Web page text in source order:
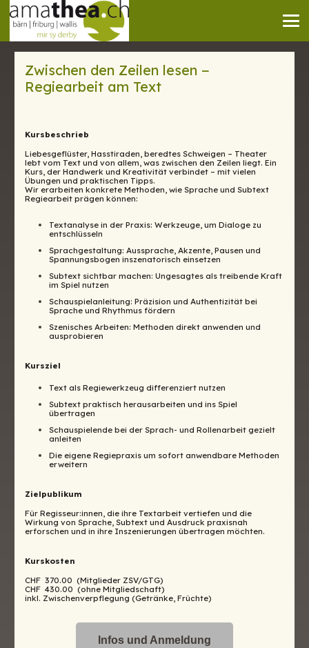
Zwischen den Zeilen lesen −
Regiearbeit am Text
Kursbeschrieb
Liebesgeflüster, Hasstiraden, beredtes Schweigen – Theater
lebt vom Text und von allem, was zwischen den Zeilen liegt. Ein
Kurs, der Handwerk und Kreativität verbindet – mit vielen
Übungen und praktischen Tipps.
Wir erarbeiten konkrete Methoden, wie Sprache und Subtext
Regiearbeit prägen können:
Textanalyse in der Praxis: Werkzeuge, um Dialoge zu
entschlüsseln
Sprachgestaltung: Aussprache, Akzente, Pausen und
Spannungsbogen inszenatorisch einsetzen
Subtext sichtbar machen: Ungesagtes als treibende Kraft
im Spiel nutzen
Schauspielanleitung: Präzision und Authentizität bei
Sprache und Rhythmus fördern
Szenisches Arbeiten: Methoden direkt anwenden und
ausprobieren
Kursziel
Text als Regiewerkzeug differenziert nutzen
Subtext praktisch herausarbeiten und ins Spiel
übertragen
Schauspielende bei der Sprach- und Rollenarbeit gezielt
anleiten
Die eigene Regiepraxis um sofort anwendbare Methoden
erweitern
Zielpublikum
Für Regisseur:innen, die ihre Textarbeit vertiefen und die
Wirkung von Sprache, Subtext und Ausdruck praxisnah
erforschen und in ihre Inszenierungen übertragen möchten.
Kurskosten
CHF 370.00 (Mitglieder ZSV/GTG)
CHF 430.00 (ohne Mitgliedschaft)
inkl. Zwischenverpflegung (Getränke, Früchte)
Infos und Anmeldung